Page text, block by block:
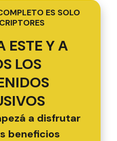
ES SOLO
ESTE Y A
LOS
a disfrutar
beneficios